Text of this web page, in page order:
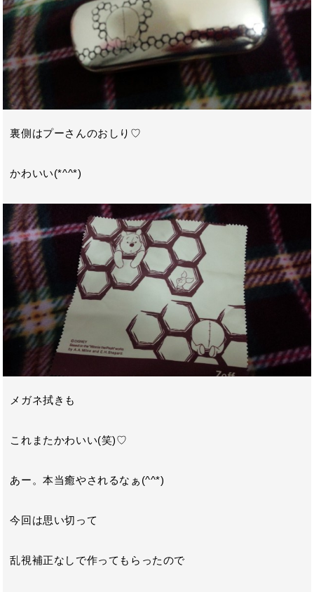
裏側はプーさんのおしり♡
かわいい(*^^*)
メガネ拭きも
これまたかわいい(笑)♡
あー。本当癒やされるなぁ(^^*)
今回は思い切って
乱視補正なしで作ってもらったので